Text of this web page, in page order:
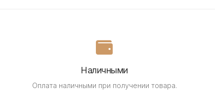
Наличными
Оплата наличными при получении товара.